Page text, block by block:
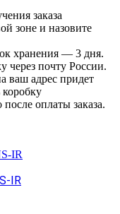
заказа
зоне и назовите
хранения — 3 дня.
через почту России.
ваш адрес придет
оплаты заказа.
IR